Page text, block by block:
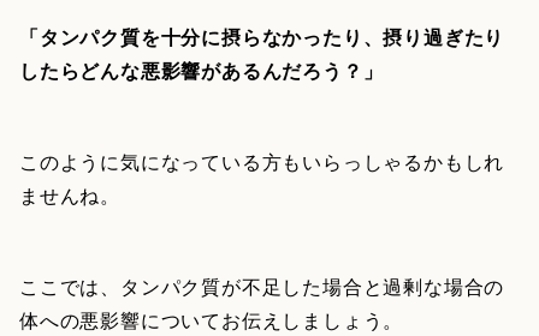
「タンパク質を十分に摂らなかったり、摂り過ぎたり
したらどんな悪影響があるんだろう？」
このように気になっている方もいらっしゃるかもしれ
ませんね。
ここでは、タンパク質が不足した場合と過剰な場合の
体への悪影響についてお伝えしましょう。